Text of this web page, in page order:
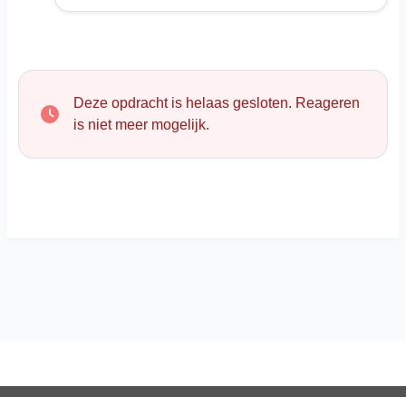
Deze opdracht is helaas gesloten. Reageren
is niet meer mogelijk.